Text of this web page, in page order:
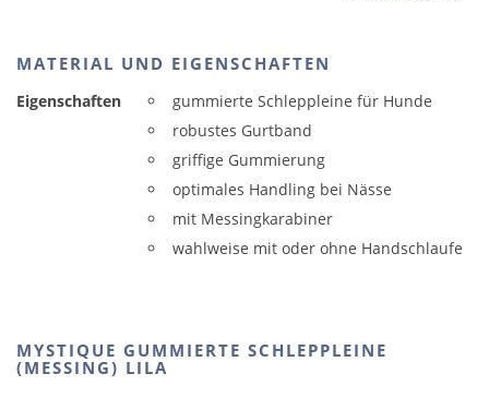
MATERIAL UND EIGENSCHAFTEN
Eigenschaften
gummierte Schleppleine für Hunde
robustes Gurtband
griffige Gummierung
optimales Handling bei Nässe
mit Messingkarabiner
wahlweise mit oder ohne Handschlaufe
MYSTIQUE GUMMIERTE SCHLEPPLEINE
(MESSING) LILA